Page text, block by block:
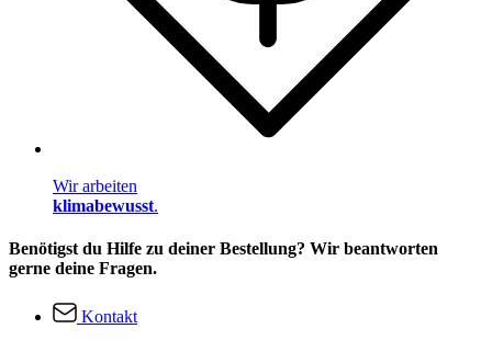
Wir arbeiten
klimabewusst.
Benötigst du Hilfe zu deiner Bestellung? Wir beantworten
gerne deine Fragen.
Kontakt